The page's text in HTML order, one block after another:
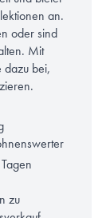
an.
oder sind
Mit
dazu bei,
zu